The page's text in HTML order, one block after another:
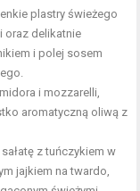
plastry świeżego
oraz delikatnie
i polej sosem
i mozzarelli,
aromatyczną oliwą z
z tuńczykiem w
jajkiem na twardo,